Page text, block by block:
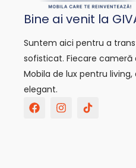
Bine ai venit la
Suntem aici pentru a
sofisticat. Fiecare
Mobila de lux pentru
elegant.
F
a
I
n
T
i